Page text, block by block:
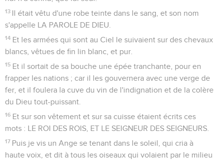
13 Il était vêtu d'une robe teinte dans le sang, et son nom
s'appelle LA PAROLE DE DIEU.
14 Et les armées qui sont au Ciel le suivaient sur des chevaux
blancs, vêtues de fin lin blanc, et pur.
15 Et il sortait de sa bouche une épée tranchante, pour en
frapper les nations ; car il les gouvernera avec une verge de
fer, et il foulera la cuve du vin de l'indignation et de la colère
du Dieu tout-puissant.
16 Et sur son vêtement et sur sa cuisse étaient écrits ces
mots : LE ROI DES ROIS, ET LE SEIGNEUR DES SEIGNEURS.
17 Puis je vis un Ange se tenant dans le soleil, qui cria à
haute voix, et dit à tous les oiseaux qui volaient par le milieu